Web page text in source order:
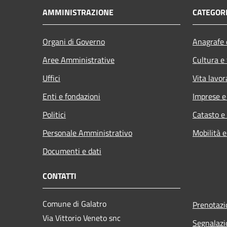
AMMINISTRAZIONE
Organi di Governo
Aree Amministrative
Uffici
Enti e fondazioni
Politici
Personale Amministrativo
Documenti e dati
Cultura
Vita
Imprese
Catasto
Mobilità
CONTATTI
Comune di Galatro
Via Vittorio Veneto snc